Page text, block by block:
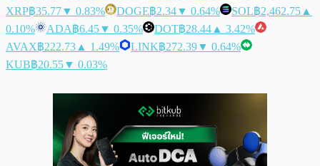
XRP฿35.77▼ 0.83% DOGE฿2.34▼ 0.64% SOL฿2,462.75 ▲
0.10%
ADA฿6.45▼ 0.35% DOT฿28.44 ▲ 3.42%
AVAX฿222.73 ▲ 1.49% LINK฿272.39▼ 0.64%
KUB฿20.55▼ 0.03%